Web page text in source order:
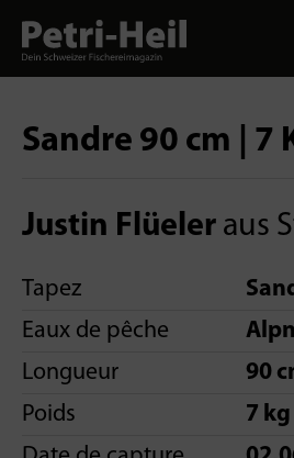
Sandre 90 cm | 7
Justin Flüeler aus
Tapez
Eaux de pêche
Longueur
90
Poids
7 kg